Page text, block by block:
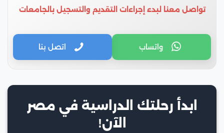
تواصل معنا لبدء إجراءات التقديم والتسجيل بالجامعات
واتساب اتصل بنا
ابدأ رحلتك الدراسية في مصر
الآن!